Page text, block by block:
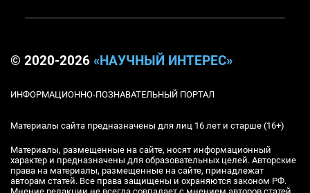
© 2020-2026 «НАУЧНЫЙ ИНТЕРЕС»
ИНФОРМАЦИОННО-ПОЗНАВАТЕЛЬНЫЙ ПОРТАЛ
Материалы сайта предназначены для лиц 16 лет и старше (16+)
Материалы, размещенные на сайте, носят информационный
характер и предназначены для образовательных целей. Авторские
права на материалы, размещенные на сайте, принадлежат
авторам статей. Все права защищены и охраняются законом РФ.